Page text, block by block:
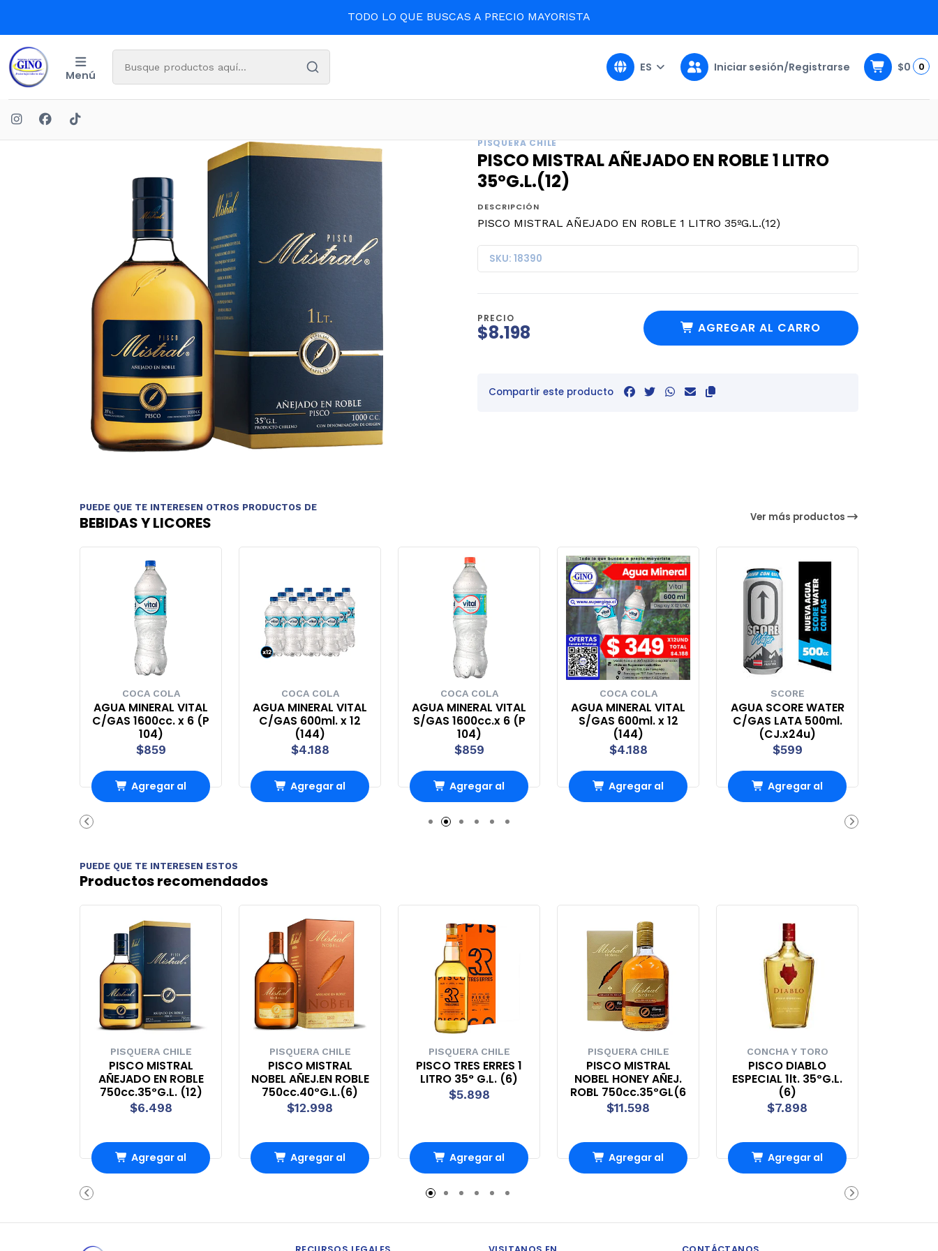
TODO LO QUE BUSCAS A PRECIO MAYORISTA
Menú
ES Iniciar sesión/Registrarse $0 0
PISQUERA CHILE
PISCO MISTRAL AÑEJADO EN ROBLE 1 LITRO
35ºG.L.(12)
DESCRIPCIÓN
PISCO MISTRAL AÑEJADO EN ROBLE 1 LITRO 35ºG.L.(12)
SKU: 18390
PRECIO
$8.198 AGREGAR AL CARRO
Compartir este producto
PUEDE QUE TE INTERESEN OTROS PRODUCTOS DE
BEBIDAS Y LICORES Ver más productos
COCA COLA
AGUA MINERAL VITAL
C/GAS 1600cc. x 6 (P
104)
$859
Agregar al
COCA COLA
AGUA MINERAL VITAL
C/GAS 600ml. x 12
(144)
$4.188
Agregar al
COCA COLA
AGUA MINERAL VITAL
S/GAS 1600cc.x 6 (P
104)
$859
Agregar al
carrito
COCA COLA
AGUA MINERAL VITAL
S/GAS 600ml. x 12
(144)
$4.188
Agregar al
SCORE
AGUA SCORE WATER
C/GAS LATA 500ml.
(CJ.x24u)
$599
Agregar al
PUEDE QUE TE INTERESEN ESTOS
Productos recomendados
PISQUERA CHILE
PISCO MISTRAL
AÑEJADO EN ROBLE
750cc.35ºG.L. (12)
$6.498
Agregar al
PISQUERA CHILE
PISCO MISTRAL
NOBEL AÑEJ.EN ROBLE
750cc.40ºG.L.(6)
$12.998
Agregar al
PISQUERA CHILE
PISCO TRES ERRES 1
LITRO 35° G.L. (6)
$5.898
Agregar al
carrito
PISQUERA CHILE
PISCO MISTRAL
NOBEL HONEY AÑEJ.
ROBL 750cc.35ºGL(6
$11.598
Agregar al
CONCHA Y TORO
PISCO DIABLO
ESPECIAL 1lt. 35ºG.L.
(6)
$7.898
Agregar al